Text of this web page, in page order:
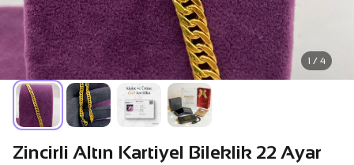
1 / 4
Zincirli Altın Kartiyel Bileklik 22 Ayar